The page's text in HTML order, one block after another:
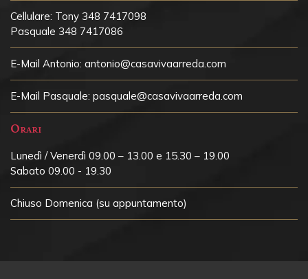
Cellulare: Tony 348 7417098
Pasquale 348 7417086
E-Mail Antonio: antonio@casavivaarreda.com
E-Mail Pasquale: pasquale@casavivaarreda.com
Orari
Lunedì / Venerdì 09.00 – 13.00 e 15.30 – 19.00
Sabato 09.00 - 19.30
Chiuso Domenica (su appuntamento)